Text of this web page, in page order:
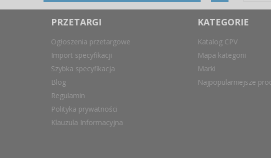
PRZETARGI
Ogłoszenia przetargowe
Import specyfikacji
Szybka specyfikacja
Blog
Regulamin
Polityka prywatności
Klauzula Informacyjna
KATEGORIE
Katalog CPV
Mapa kategorii
Marki
Najpopularniejsze